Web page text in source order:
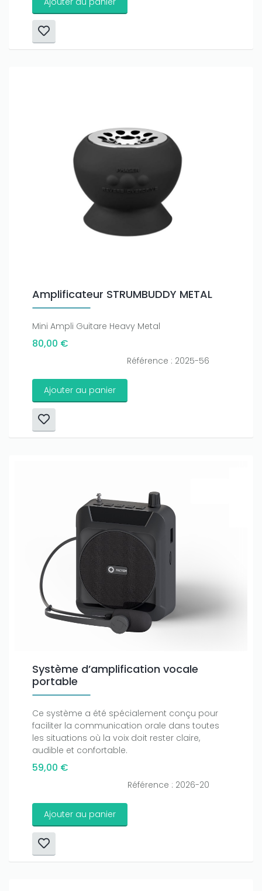
Amplificateur STRUMBUDDY METAL
Mini Ampli Guitare Heavy Metal
80,00 €
Référence : 2025-56
Ajouter au panier
Système d’amplification vocale
portable
Ce système a été spécialement conçu pour
faciliter la communication orale dans toutes
les situations où la voix doit rester claire,
audible et confortable.
59,00 €
Référence : 2026-20
Ajouter au panier